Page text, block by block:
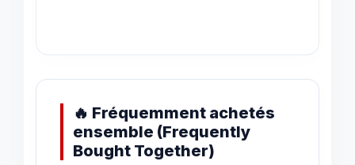
🔥 Fréquemment achetés
ensemble (Frequently
Bought Together)